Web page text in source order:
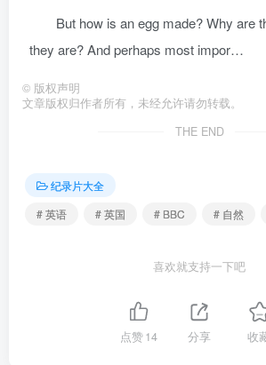
But how is an egg made? Why are
they are? And perhaps most impor…
© 版权声明
文章版权归作者所有，未经允许请勿转载。
THE END
纪录片大全
# 英语
# 英国 # BBC # 自然
喜欢就支持一下吧
点赞14 分享 收